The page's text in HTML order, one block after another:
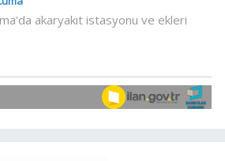
18:52Türk Tarih Kurumu'ndan tarihi